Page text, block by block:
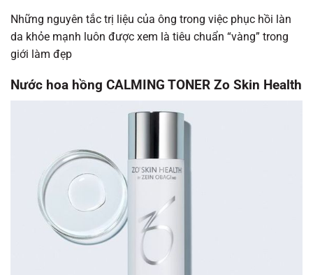
Những nguyên tắc trị liệu của ông trong việc phục hồi làn
da khỏe mạnh luôn được xem là tiêu chuẩn “vàng” trong
giới làm đẹp
Nước hoa hồng CALMING TONER Zo Skin Health